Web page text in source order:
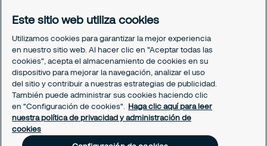
Legal
Aviso de privacidad
Securitas México
Securitas Transport Aviation
Código de conducta para socios de negocio
Configuración de cookies
Este sitio web utiliza cookies
Utilizamos cookies para garantizar la mejor experiencia
en nuestro sitio web. Al hacer clic en "Aceptar todas las
cookies", acepta el almacenamiento de cookies en su
dispositivo para mejorar la navegación, analizar el uso
del sitio y contribuir a nuestras estrategias de publicidad.
También puede administrar sus cookies haciendo clic
en "Configuración de cookies".
Haga clic aquí para leer
nuestra política de privacidad y administración de
cookies